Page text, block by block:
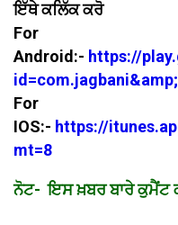
ਇੱਥੇ ਕਲਿੱਕ ਕਰੋ
For
Android:- https://
For
IOS:- https://
mt=8
ਨੋਟ- ਇਸ ਖ਼ਬਰ ਬਾਰੇ ਕੁਮੈਂਟ